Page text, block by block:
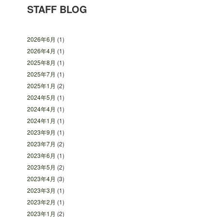
STAFF BLOG
2026年6月 (1)
2026年4月 (1)
2025年8月 (1)
2025年7月 (1)
2025年1月 (2)
2024年5月 (1)
2024年4月 (1)
2024年1月 (1)
2023年9月 (1)
2023年7月 (2)
2023年6月 (1)
2023年5月 (2)
2023年4月 (3)
2023年3月 (1)
2023年2月 (1)
2023年1月 (2)